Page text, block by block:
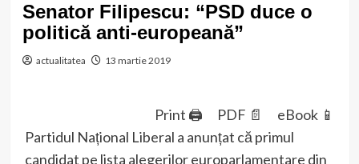
Senator Filipescu: “PSD duce o
politică anti-europeană”
actualitatea 13 martie 2019
Print 🖨 PDF 📄
eBook 📱
Partidul Național Liberal a anunțat că primul
candidat pe lista alegerilor europarlamentare din